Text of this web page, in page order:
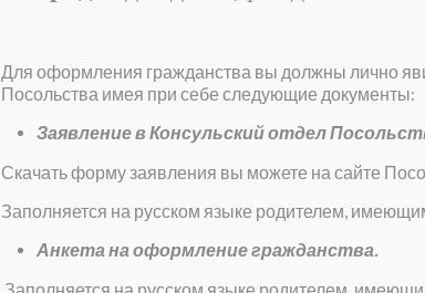
Для оформления гражданства вы должны лично
Посольства имея при себе следующие документы:
Заявление в Консульский отдел
Скачать форму заявления вы можете на сайте
Заполняется на русском языке родителем,
Анкета на оформление гражданства.